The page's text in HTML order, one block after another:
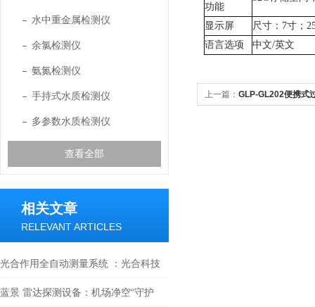
水中重金属检测仪
余氯检测仪
氨氮检测仪
手持式水质检测仪
多参数水质检测仪
查看全部
相关文章
RELEVANT ARTICLES
光合作用全自动测量系统 ：光合科技
引擎，驱动园艺创新
蓝景 雷达探测设备：机场净空“守护
功能
显示屏 尺寸： 7寸；
语言选项
中文/英文
上一篇： GLP-GL202便携式